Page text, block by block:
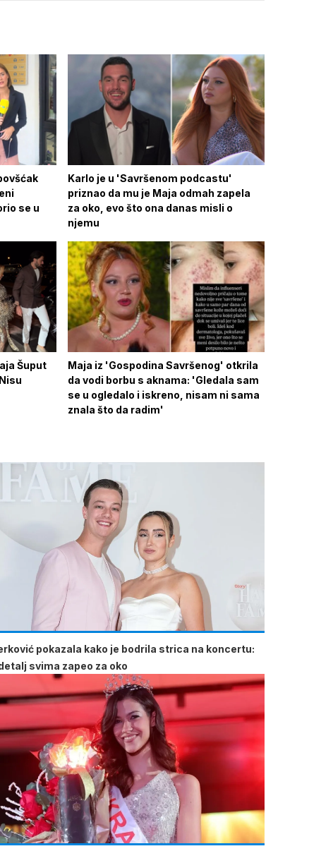
se u
Karlo je u 'Savršenom podcastu'
priznao da mu je Maja odmah zapela
za oko, evo što ona danas misli o
njemu
Šuput
Maja iz 'Gospodina Savršenog' otkrila
da vodi borbu s aknama: 'Gledala sam
se u ogledalo i iskreno, nisam ni sama
znala što da radim'
pokazala kako je bodrila strica na koncertu:
svima zapeo za oko